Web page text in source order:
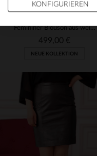
VERFÜGBARE GRÖSSEN
Femininer Blouson aus weichem Lammleder in Perlschwarz für warme Tage.
499,00 €
NEUE KOLLEKTION
KONFIGURIEREN